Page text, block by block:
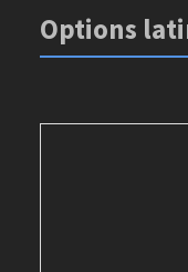
Options